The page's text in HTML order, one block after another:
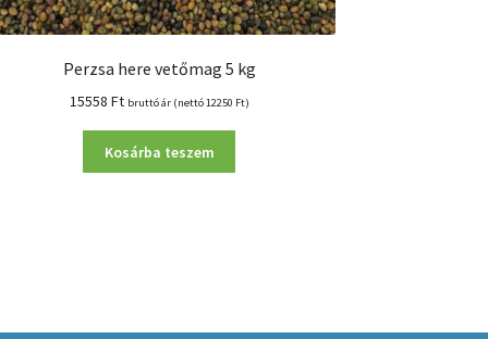
Perzsa here vetőmag 5 kg
15558 Ft bruttó ár (nettó12250 Ft)
Kosárba teszem